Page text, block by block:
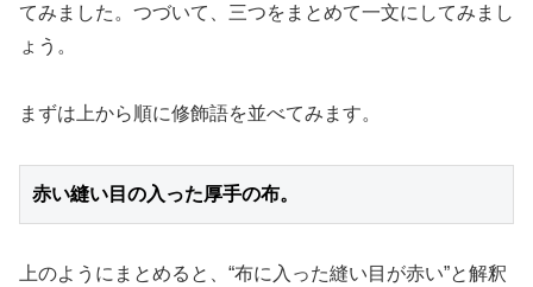
てみました。つづいて、三つをまとめて一文にしてみまし
ょう。
まずは上から順に修飾語を並べてみます。
赤い縫い目の入った厚手の布。
上のようにまとめると、“布に入った縫い目が赤い”と解釈